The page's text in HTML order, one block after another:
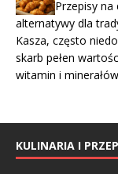
Przepisy
alternatywy dla
Kasza, często
skarb pełen
witamin i
KULINARIA I